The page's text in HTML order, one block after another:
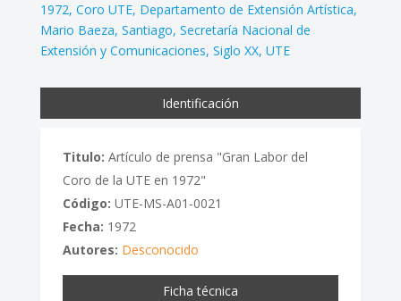
1972 Coro UTE Departamento de Extensión Artística
Mario Baeza Santiago Secretaría Nacional de
Extensión y Comunicaciones Siglo XX UTE
Identificación
Titulo: Artículo de prensa "Gran Labor del
Coro de la UTE en 1972"
Código: UTE-MS-A01-0021
Fecha: 1972
Autores: Desconocido
Ficha técnica